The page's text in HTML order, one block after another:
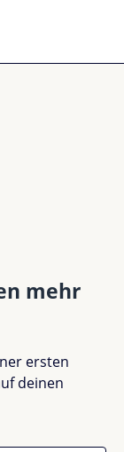
mehr
ersten
deinen